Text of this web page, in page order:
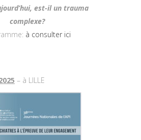
est-il un trauma
complexe?
à consulter ici
– à LILLE